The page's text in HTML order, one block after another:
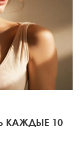
КАЖДЫЕ 10